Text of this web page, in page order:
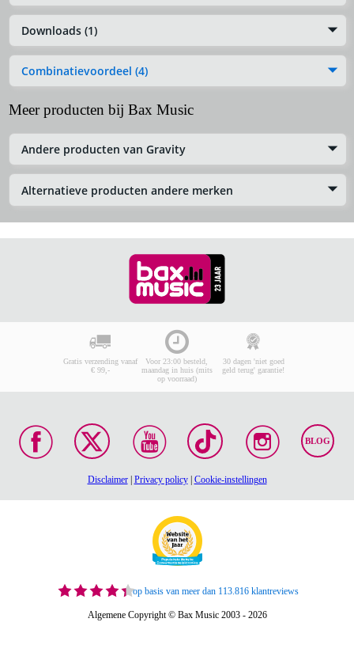
Downloads (1)
Combinatievoordeel (4)
Meer producten bij Bax Music
Andere producten van Gravity
Alternatieve producten andere merken
Gratis verzending vanaf
€ 99,-
Voor 23:00 besteld,
maandag in huis (mits
op voorraad)
30 dagen 'niet goed
geld terug' garantie!
BLOG
Disclaimer| Privacy policy| Cookie-instellingen
op basis van meer dan 113.816 klantreviews
Algemene Copyright © Bax Music 2003 - 2026